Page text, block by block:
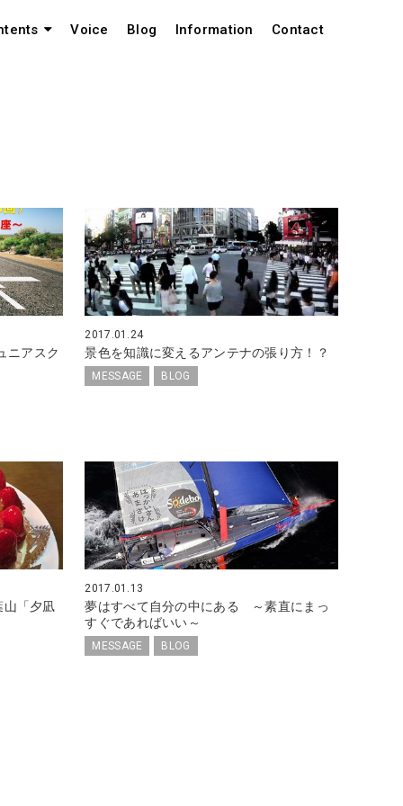
Voice Blog Information Contact
ニアスク
2017.01.24
景色を知識に変えるアンテナの張り方！？
MESSAGE BLOG
「夕凪
2017.01.13
夢はすべて自分の中にある ～素直にまっ
すぐであればいい～
MESSAGE BLOG